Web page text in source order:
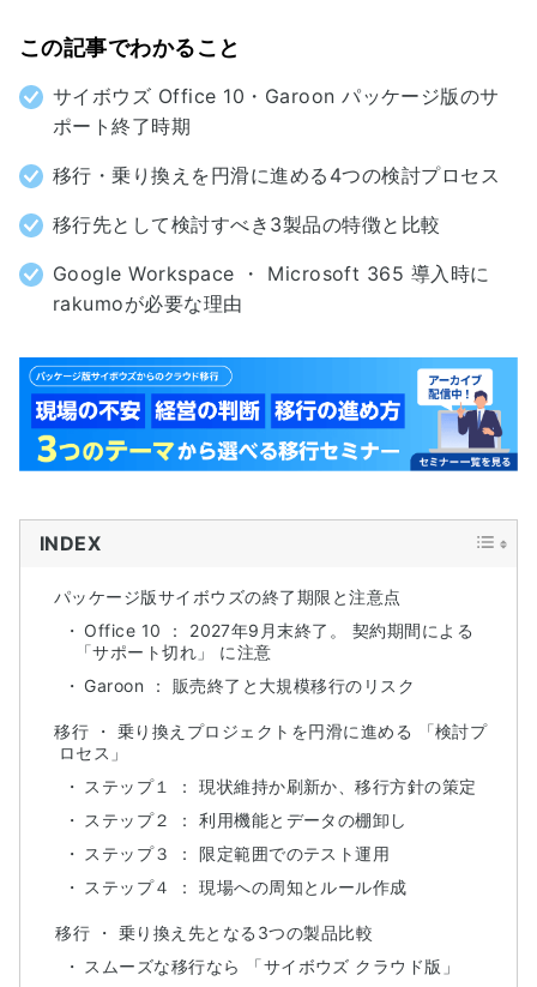
この記事でわかること
サイボウズ Office 10・Garoon パッケージ版のサ
ポート終了時期
移行・乗り換えを円滑に進める4つの検討プロセス
移行先として検討すべき3製品の特徴と比較
Google Workspace ・ Microsoft 365 導入時に
rakumoが必要な理由
INDEX
パッケージ版サイボウズの終了期限と注意点
Office 10 ： 2027年9月末終了。 契約期間による
「サポート切れ」 に注意
Garoon ： 販売終了と大規模移行のリスク
移行 ・ 乗り換えプロジェクトを円滑に進める 「検討プ
ロセス」
ステップ１ ： 現状維持か刷新か、移行方針の策定
ステップ２ ： 利用機能とデータの棚卸し
ステップ３ ： 限定範囲でのテスト運用
ステップ４ ： 現場への周知とルール作成
移行 ・ 乗り換え先となる3つの製品比較
スムーズな移行なら 「サイボウズ クラウド版」